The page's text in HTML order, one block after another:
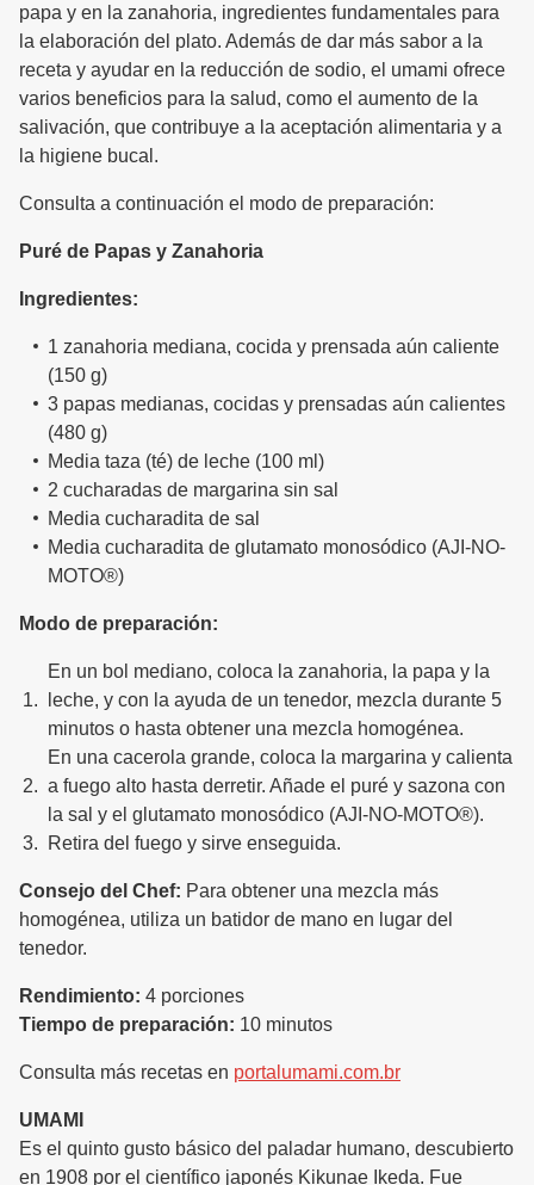
papa y en la zanahoria, ingredientes fundamentales para
la elaboración del plato. Además de dar más sabor a la
receta y ayudar en la reducción de sodio, el umami ofrece
varios beneficios para la salud, como el aumento de la
salivación, que contribuye a la aceptación alimentaria y a
la higiene bucal.
Consulta a continuación el modo de preparación:
Puré de Papas y Zanahoria
Ingredientes:
1 zanahoria mediana, cocida y prensada aún caliente
(150 g)
3 papas medianas, cocidas y prensadas aún calientes
(480 g)
Media taza (té) de leche (100 ml)
2 cucharadas de margarina sin sal
Media cucharadita de sal
Media cucharadita de glutamato monosódico (AJI-NO-
MOTO®)
Modo de preparación:
En un bol mediano, coloca la zanahoria, la papa y la
leche, y con la ayuda de un tenedor, mezcla durante 5
minutos o hasta obtener una mezcla homogénea.
En una cacerola grande, coloca la margarina y calienta
a fuego alto hasta derretir. Añade el puré y sazona con
la sal y el glutamato monosódico (AJI-NO-MOTO®).
Retira del fuego y sirve enseguida.
Consejo del Chef: Para obtener una mezcla más
homogénea, utiliza un batidor de mano en lugar del
tenedor.
Rendimiento: 4 porciones
Tiempo de preparación: 10 minutos
Consulta más recetas en portalumami.com.br
UMAMI
Es el quinto gusto básico del paladar humano, descubierto
en 1908 por el científico japonés Kikunae Ikeda. Fue